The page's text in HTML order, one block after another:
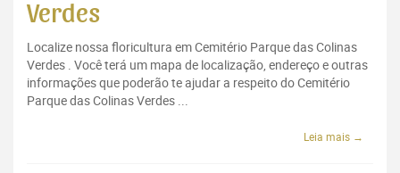
Verdes
Localize nossa floricultura em Cemitério Parque das Colinas
Verdes . Você terá um mapa de localização, endereço e outras
informações que poderão te ajudar a respeito do Cemitério
Parque das Colinas Verdes ...
Leia mais →